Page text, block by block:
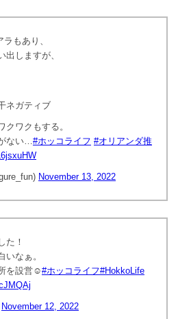
もあり、
出しますが、
ネガティブ
クワクもする。
ない… #ホッコライフ #オリアンダ推
November 13, 2022
た！
いなぁ。
を設営☺️#ホッコライフ#HokkoLife
November 12, 2022